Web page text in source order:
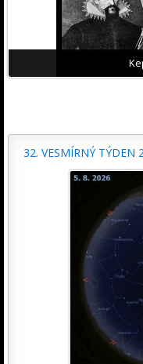
32. VESMÍRNÝ TÝDEN